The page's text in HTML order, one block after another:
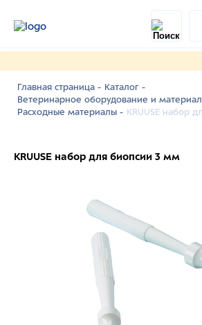
Главная страница - Каталог -
Ветеринарное оборудование и
Расходные материалы - KRUUSE набор
KRUUSE набор для биопсии 3 мм